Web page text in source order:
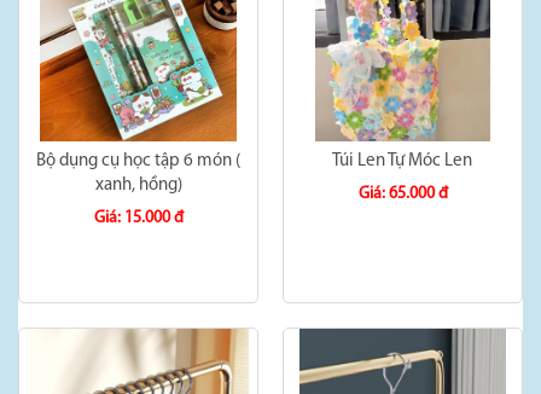
Bộ dụng cụ học tập 6 món (
xanh, hồng)
Giá: 15.000 đ
Túi Len Tự Móc Len
Giá: 65.000 đ